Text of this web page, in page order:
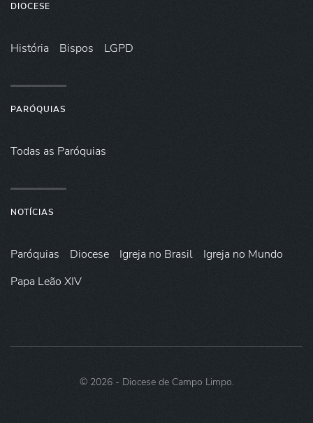
DIOCESE
História Bispos LGPD
PARÓQUIAS
Todas as Paróquias
NOTÍCIAS
Paróquias Diocese Igreja no Brasil
Igreja no Mundo
Papa Leão XIV
© 2026- Diocese de Campo Limpo.